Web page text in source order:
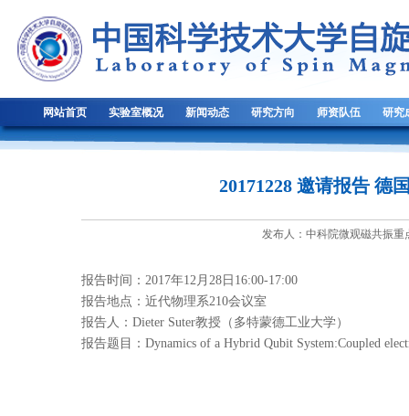
网站首页 实验室概况 新闻动态 研究方向 师资队伍 研究
20171228 邀请报告 德
发布人：中科院微观磁共振
报告时间：2017年12月28日16:00-17:00
报告地点：近代物理系210会议室
报告人：Dieter Suter教授（多特蒙德工业大学）
报告题目：Dynamics of a Hybrid Qubit System:Coupled